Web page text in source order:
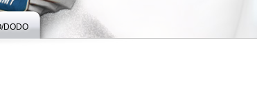
DODO